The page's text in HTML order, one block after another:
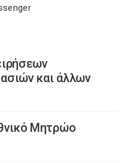
και άλλων
Μητρώο